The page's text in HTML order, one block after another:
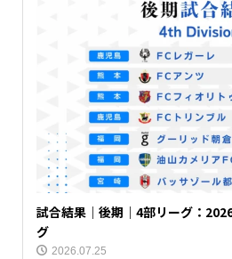
試合結果｜後期｜4部リーグ：
グ
2026.07.25